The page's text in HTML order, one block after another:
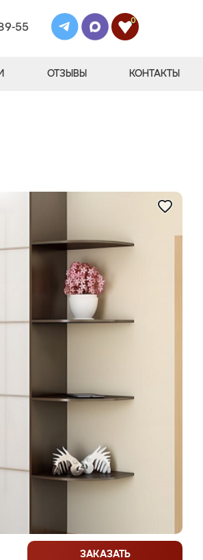
55
0
ОТЗЫВЫ КОНТАКТЫ
ЗАКАЗАТЬ